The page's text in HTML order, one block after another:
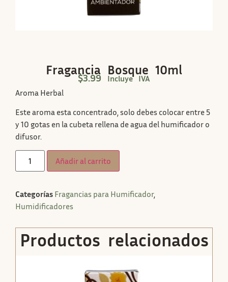
Fragancia Bosque 10ml
$3.99
Incluye IVA
Aroma Herbal
Este aroma esta concentrado, solo debes colocar entre 5
y 10 gotas en la cubeta rellena de agua del humificador o
difusor.
Añadir al carrito
Categorías Fragancias para Humificador,
Humidificadores
Productos relacionados